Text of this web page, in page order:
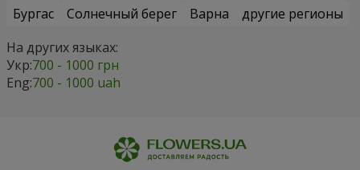
Бургас
Солнечный берег Варна
другие регионы
На других языках:
Укр:700 - 1000 грн
Eng:700 - 1000 uah